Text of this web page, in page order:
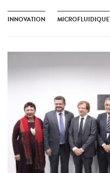
INNOVATION MICROFLUIDIQUE